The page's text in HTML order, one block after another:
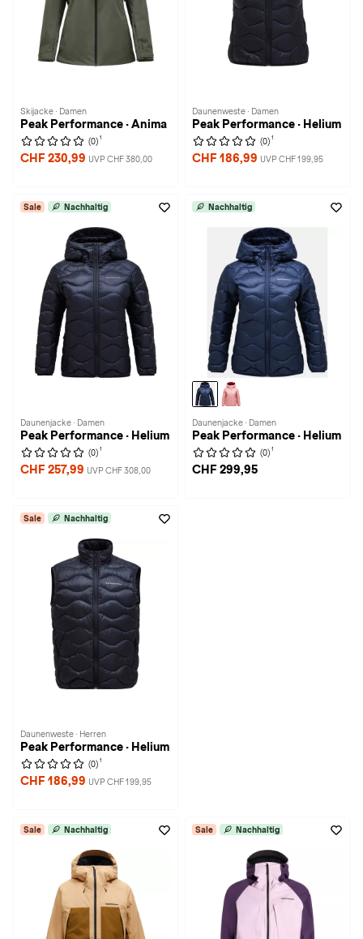
Skijacke · Damen
Peak Performance · Anima
(0) 1
CHF 230,99 UVP CHF 380,00
Daunenweste · Damen
Peak Performance · Helium
(0) 1
CHF 186,99 UVP CHF 199,95
Sale Nachhaltig
Daunenjacke · Damen
Peak Performance · Helium
(0) 1
CHF 257,99 UVP CHF 308,00
Nachhaltig
Daunenjacke · Damen
Peak Performance · Helium
(0) 1
CHF 299,95
Sale Nachhaltig
Daunenweste · Herren
Peak Performance · Helium
(0) 1
CHF 186,99 UVP CHF 199,95
Sale Nachhaltig Sale Nachhaltig